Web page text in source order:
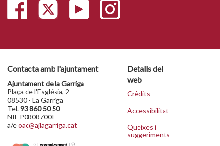
Contacta amb l'ajuntament
Ajuntament de la Garriga
Plaça de l'Església, 2
08530 - La Garriga
Tel.93 860 50 50
NIF P0808700I
a/eoac@ajlagarriga.cat
Detalls del
web
Crèdits
Accessibilitat
Queixes i
suggeriments